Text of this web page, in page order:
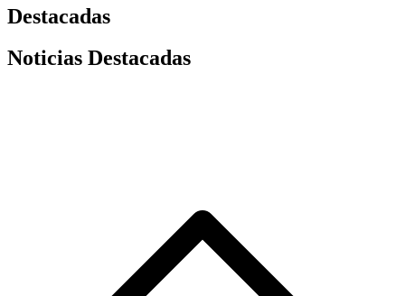
Destacadas
Noticias Destacadas